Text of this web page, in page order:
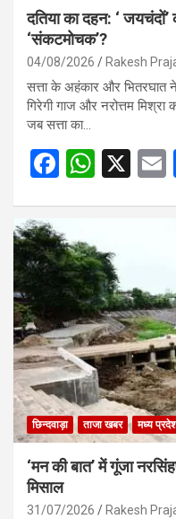
दतिया का दहन: ‘
‘संकटमोचक’?
04/08/2026 Rakesh
सत्ता के अहंकार और भितरघात ने
गिरेगी गाज और नरोत्तम मिश्रा
जब सत्ता का…
F
b
o
o
k
W
s
A
p
p
X
छिन्दवाड़ा ताजा खबर मध्य
‘मन की बात’ में गूंजा
मिसाल
31/07/2026 Rakesh